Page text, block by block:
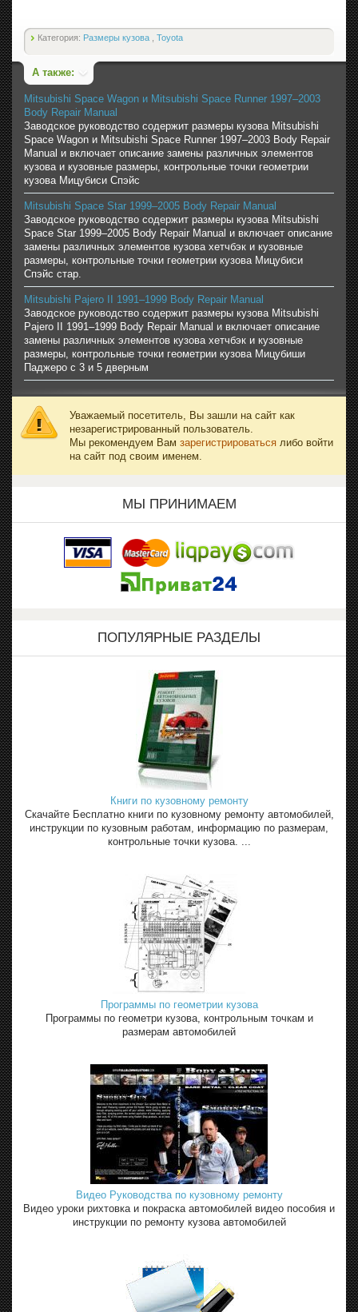
Категория: Размеры кузова Toyota
А также:
Mitsubishi Space Wagon и Mitsubishi Space Runner 1997–2003
Body Repair Manual
Заводское руководство содержит размеры кузова Mitsubishi
Space Wagon и Mitsubishi Space Runner 1997–2003 Body Repair
Manual и включает описание замены различных элементов
кузова и кузовные размеры, контрольные точки геометрии
кузова Мицубиси Спэйс
Mitsubishi Space Star 1999–2005 Body Repair Manual
Заводское руководство содержит размеры кузова Mitsubishi
Space Star 1999–2005 Body Repair Manual и включает описание
замены различных элементов кузова хетчбэк и кузовные
размеры, контрольные точки геометрии кузова Мицубиси
Спэйс стар.
Mitsubishi Pajero II 1991–1999 Body Repair Manual
Заводское руководство содержит размеры кузова Mitsubishi
Pajero II 1991–1999 Body Repair Manual и включает описание
замены различных элементов кузова хетчбэк и кузовные
размеры, контрольные точки геометрии кузова Мицубиши
Паджеро с 3 и 5 дверным
Уважаемый посетитель, Вы зашли на сайт как
незарегистрированный пользователь.
Мы рекомендуем Вам зарегистрироваться либо войти
на сайт под своим именем.
МЫ ПРИНИМАЕМ
ПОПУЛЯРНЫЕ РАЗДЕЛЫ
Книги по кузовному ремонту
Скачайте Бесплатно книги по кузовному ремонту автомобилей,
инструкции по кузовным работам, информацию по размерам,
контрольные точки кузова. ...
Программы по геометрии кузова
Программы по геометри кузова, контрольным точкам и
размерам автомобилей
Видео Руководства по кузовному ремонту
Видео уроки рихтовка и покраска автомобилей видео пособия и
инструкции по ремонту кузова автомобилей